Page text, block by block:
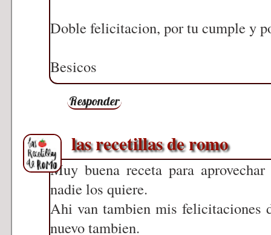
Doble felicitacion, por tu cumple y
Besicos
Responder
las recetillas de romo
Muy buena receta para
nadie los quiere.
Ahi van tambien mis felicitaciones
nuevo tambien.